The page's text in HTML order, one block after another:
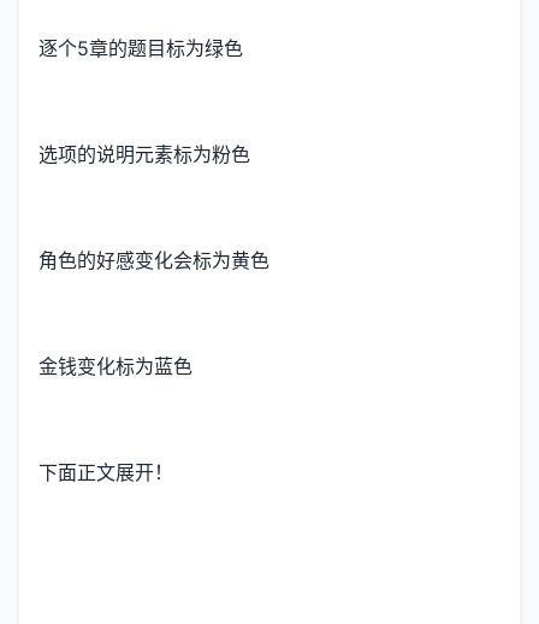
逐个5章的题目标为绿色
选项的说明元素标为粉色
角色的好感变化会标为黄色
金钱变化标为蓝色
下面正文展开！